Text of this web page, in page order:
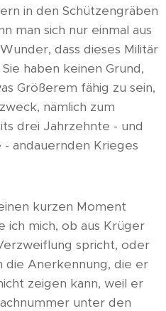
in den Schützengräben
man sich nur einmal aus
dass dieses Militär
haben keinen Grund,
Größerem fähig zu sein,
nämlich zum
drei Jahrzehnte - und
andauernden Krieges
kurzen Moment
ich mich, ob aus Krüger
spricht, oder
die Anerkennung, die er
zeigen kann, weil er
unter den